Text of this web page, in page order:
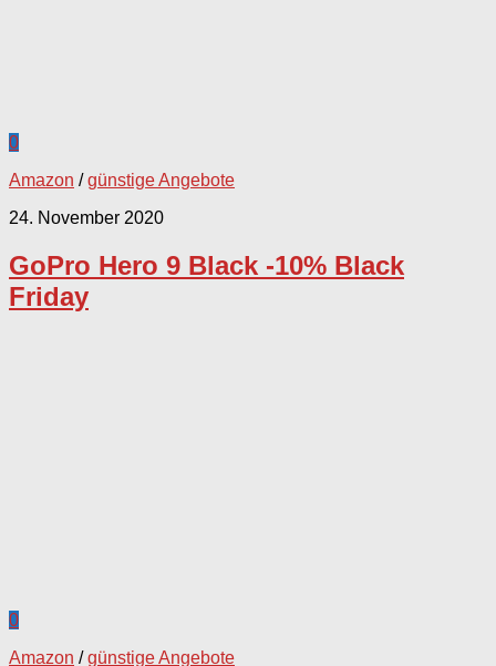
0
Amazon /günstige Angebote
24. November 2020
GoPro Hero 9 Black -10% Black
Friday
0
Amazon /günstige Angebote